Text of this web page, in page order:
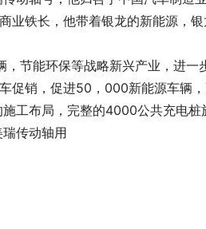
业铁长，他带着银龙的新能源，
节能环保等战略新兴产业，进一
促销，促进50，000新能源车辆
工布局，完整的4000公共充电桩
传动轴用